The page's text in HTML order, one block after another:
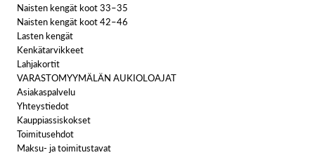
Naisten kengät koot 33–35
Naisten kengät koot 42–46
Lasten kengät
Kenkätarvikkeet
Lahjakortit
VARASTOMYYMÄLÄN AUKIOLOAJAT
Asiakaspalvelu
Yhteystiedot
Kauppiassiskokset
Toimitusehdot
Maksu- ja toimitustavat